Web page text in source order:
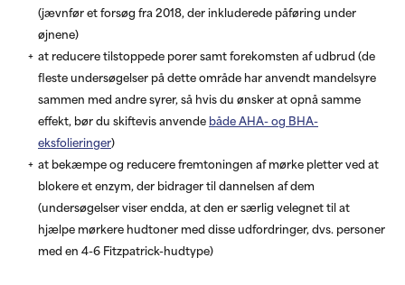
(jævnfør et forsøg fra 2018, der inkluderede påføring under
øjnene)
at reducere tilstoppede porer samt forekomsten af udbrud (de
fleste undersøgelser på dette område har anvendt mandelsyre
sammen med andre syrer, så hvis du ønsker at opnå samme
effekt, bør du skiftevis anvende både AHA- og BHA-
eksfolieringer)
at bekæmpe og reducere fremtoningen af mørke pletter ved at
blokere et enzym, der bidrager til dannelsen af dem
(undersøgelser viser endda, at den er særlig velegnet til at
hjælpe mørkere hudtoner med disse udfordringer, dvs. personer
med en 4-6 Fitzpatrick-hudtype)